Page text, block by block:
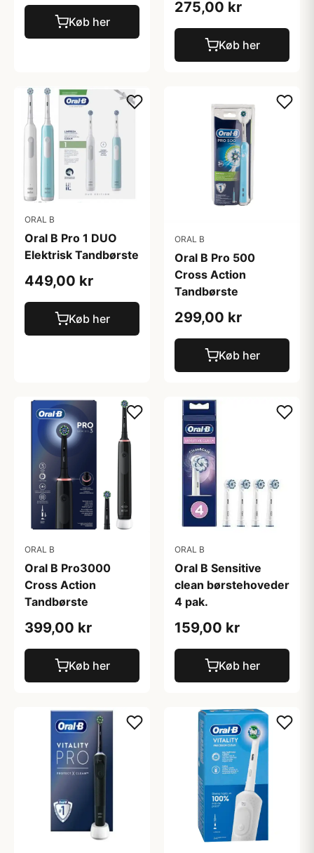
Køb her
275,00 kr
Køb her
ORAL B
Oral B Pro 1 DUO
Elektrisk Tandbørste
449,00 kr
Køb her
ORAL B
Oral B Pro 500
Cross Action
Tandbørste
299,00 kr
Køb her
ORAL B
Oral B Pro3000
Cross Action
Tandbørste
399,00 kr
Køb her
ORAL B
Oral B Sensitive
clean børstehoveder
4 pak.
159,00 kr
Køb her